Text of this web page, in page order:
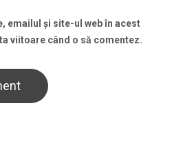
emailul și site-ul web în acest
viitoare când o să comentez.